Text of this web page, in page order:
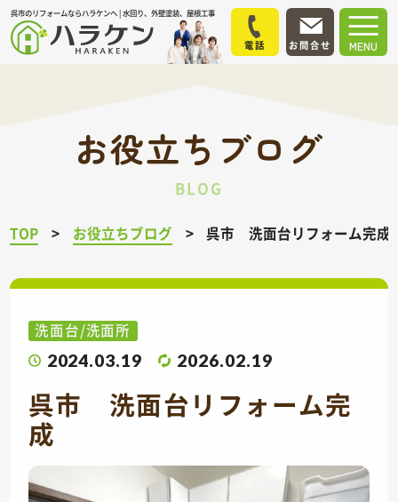
呉市のリフォームならハラケンへ | 水回り、外壁塗装、屋根工事
MENU
電話 お問合せ
お役立ちブログ
BLOG
TOP お役立ちブログ 呉市 洗面台リフォーム完
洗面台/洗面所
2024.03.19 2026.02.19
呉市 洗面台リフォーム完
成